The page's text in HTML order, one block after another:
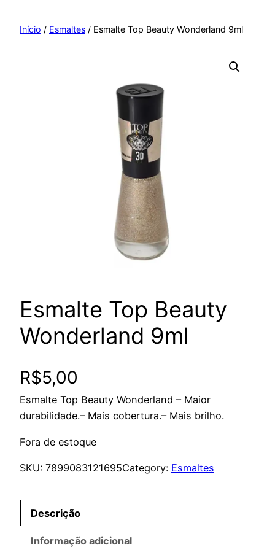
paraInício / Esmaltes / Esmalte Top Beauty Wonderland 9ml
Esmalte Top Beauty
Wonderland 9ml
R$5,00
Esmalte Top Beauty Wonderland – Maior
durabilidade.– Mais cobertura.– Mais brilho.
Fora de estoque
SKU: 7899083121695Category: Esmaltes
Descrição
Informação adicional